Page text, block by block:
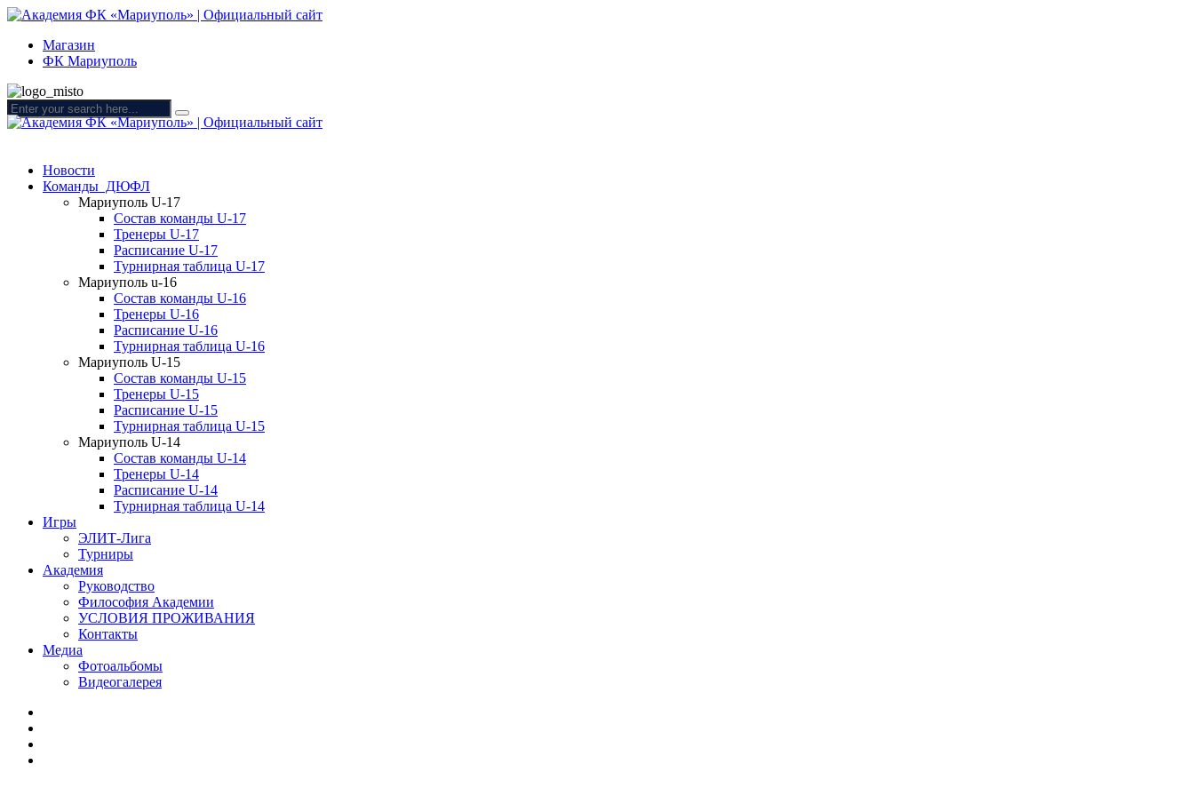
Магазин
ФК Мариуполь
Новости
Команды ДЮФЛ
Мариуполь U-17
Состав команды U-17
Тренеры U-17
Расписание U-17
Турнирная таблица U-17
Мариуполь u-16
Состав команды U-16
Тренеры U-16
Расписание U-16
Турнирная таблица U-16
Мариуполь U-15
Состав команды U-15
Тренеры U-15
Расписание U-15
Турнирная таблица U-15
Мариуполь U-14
Состав команды U-14
Тренеры U-14
Расписание U-14
Турнирная таблица U-14
Игры
ЭЛИТ-Лига
Турниры
Академия
Руководство
Философия Академии
УСЛОВИЯ ПРОЖИВАНИЯ
Контакты
Медиа
Фотоальбомы
Видеогалерея